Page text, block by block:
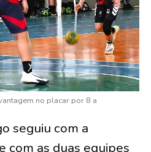
no placar por 8 a
seguiu com a
com as duas equipes